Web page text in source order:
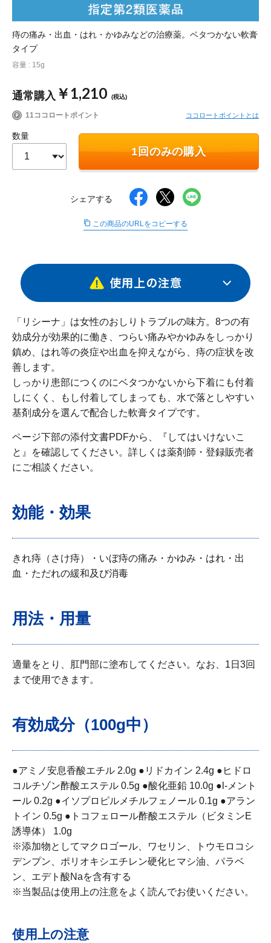
サプリメント・食品
∟ 美容サプリメント
∟ メイク
∟ 美容サプリメント
ブランドから探す
キャンペーンから探す
おトクなロート定期便
読みもの
ロート製薬の想い
お問い合わせ
ご利用ガイド
個人情報の取り扱い
医薬品の販売に関する表示
サイトマップ
痔の痛み・出血・はれ・かゆみなどの治療薬。ベタつかない軟膏
タイプ
容量 : 15g
通常購入 ￥1,210 (税込)
11ココロートポイント ココロートポイントとは
数量
1回のみの購入
当製品は使用上の注意をよく読んでお使いくだ
さい。
添付文書
内容を確認しました
シェアする
この商品のURLをコピーする
「リシーナ」は女性のおしりトラブルの味方。8つの有
効成分が効果的に働き、つらい痛みやかゆみをしっかり
鎮め、はれ等の炎症や出血を抑えながら、痔の症状を改
善します。
しっかり患部につくのにベタつかないから下着にも付着
しにくく、もし付着してしまっても、水で落としやすい
基剤成分を選んで配合した軟膏タイプです。
ページ下部の添付文書PDFから、『してはいけないこ
と』を確認してください。詳しくは薬剤師・登録販売者
にご相談ください。
効能・効果
きれ痔（さけ痔）・いぼ痔の痛み・かゆみ・はれ・出
血・ただれの緩和及び消毒
用法・用量
適量をとり、肛門部に塗布してください。なお、1日3回
まで使用できます。
有効成分（100g中）
●アミノ安息香酸エチル 2.0g ●リドカイン 2.4g ●ヒドロ
コルチゾン酢酸エステル 0.5g ●酸化亜鉛 10.0g ●l-メント
ール 0.2g ●イソプロピルメチルフェノール 0.1g ●アラン
トイン 0.5g ●トコフェロール酢酸エステル（ビタミンE
誘導体） 1.0g
※添加物としてマクロゴール、ワセリン、トウモロコシ
デンプン、ポリオキシエチレン硬化ヒマシ油、パラベ
ン、エデト酸Naを含有する
※当製品は使用上の注意をよく読んでお使いください。
使用上の注意